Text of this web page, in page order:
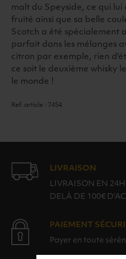
malt du Speyside, ce qui
fruité ainsi que sa belle
Scotch a été spécialement
parfait dans les mélanges
citron par exemple, rien
ce soit le deuxième whisky
le monde !
Ref. article : 7454
LIVRAISON
LIVRAISON EN
DELÀ DE 100€
PAIEMENT
Payer en toute